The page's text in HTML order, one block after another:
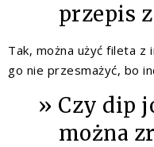
przepis
Tak, można użyć fileta z
go nie przesmażyć, bo
Czy dip
można